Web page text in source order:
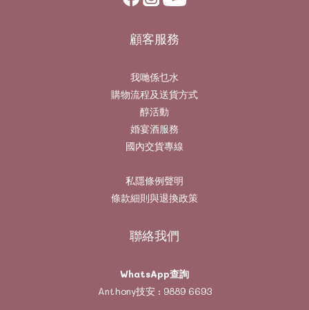
顧客服務
我哋係乜水
購物流程及送貨方式
醇活動
婚宴酒服務
國內交貨專線
私隱條例聲明
條款細則與退換政策
聯絡我們
WhatsApp查詢
Anthony技安 : 9889 6693